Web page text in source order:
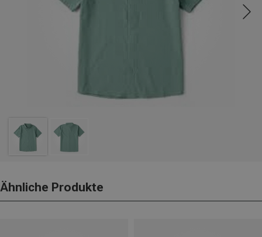
Ähnliche Produkte